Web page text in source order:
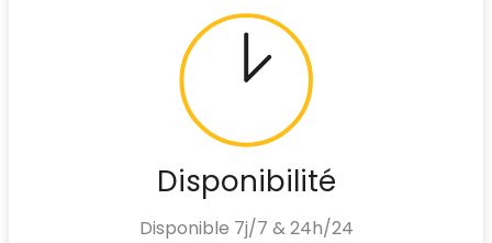
Disponibilité
Disponible 7j/7 & 24h/24